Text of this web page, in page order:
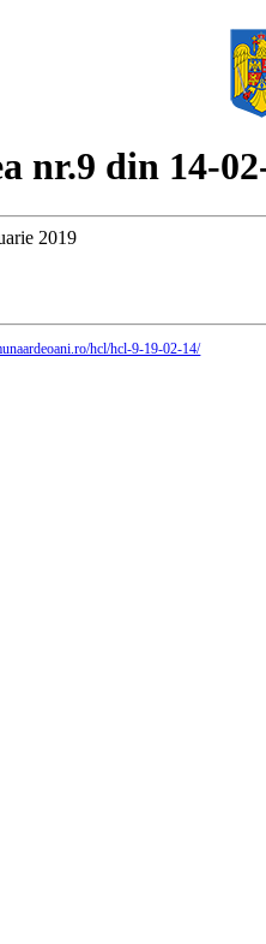
nr.9 din 14-
2019
hcl/hcl-9-19-02-14/